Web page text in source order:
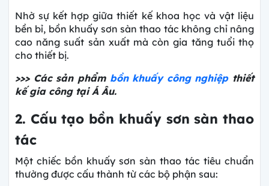
Nhờ sự kết hợp giữa thiết kế khoa học và vật liệu
bền bỉ, bồn khuấy sơn sàn thao tác không chỉ nâng
cao năng suất sản xuất mà còn gia tăng tuổi thọ
cho thiết bị.
>>> Các sản phẩm bồn khuấy công nghiệpthiết
kế gia công tại Á Âu.
2. Cấu tạo bồn khuấy sơn sàn thao
tác
Một chiếc bồn khuấy sơn sàn thao tác tiêu chuẩn
thường được cấu thành từ các bộ phận sau: